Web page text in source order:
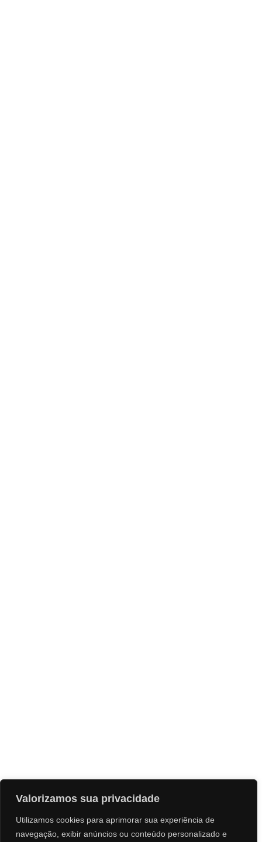
Valorizamos sua privacidade
Utilizamos cookies para aprimorar sua experiência de
navegação, exibir anúncios ou conteúdo personalizado e